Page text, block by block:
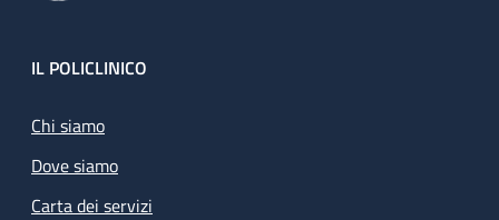
Footer
IL POLICLINICO
Chi siamo
Dove siamo
Carta dei servizi